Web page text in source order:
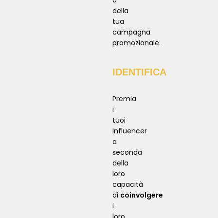
della
tua
campagna
promozionale.
IDENTIFICA
Premia
i
tuoi
Influencer
a
seconda
della
loro
capacità
di coinvolgere
i